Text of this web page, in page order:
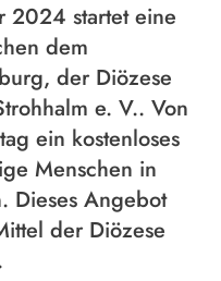
2024 startet eine
dem
der Diözese
e. V.. Von
ein kostenloses
Menschen in
Dieses Angebot
der Diözese